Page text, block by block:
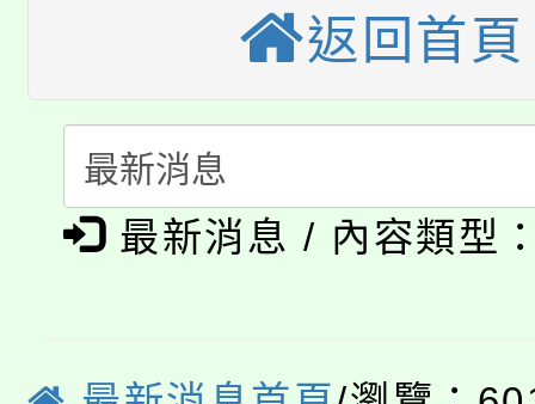
生本土語及新住民語歌
公告本校115學年度第
代理(課)教師甄選結果(
代理(課)教師甄選結果(
轉知中國文化大學推廣
《TA101》溝通分析基
淨零綠生活教案入校路
115年食農教育專業人
學籍身 分審查程序及
淨零綠領人才培育課程
返回首頁
最新消息 / 內容類型